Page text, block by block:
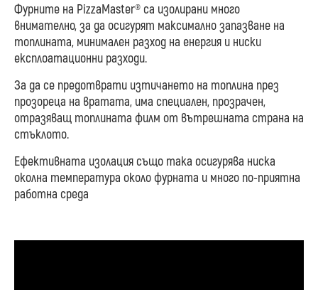
Фурните на PizzaMaster® са изолирани много
внимателно, за да осигурят максимално запазване на
топлината, минимален разход на енергия и ниски
експлоатационни разходи.
За да се предотврати изтичането на топлина през
прозореца на вратата, има специален, прозрачен,
отразяващ топлината филм от вътрешната страна на
стъклото.
Ефективната изолация също така осигурява ниска
околна температура около фурната и много по-приятна
работна среда